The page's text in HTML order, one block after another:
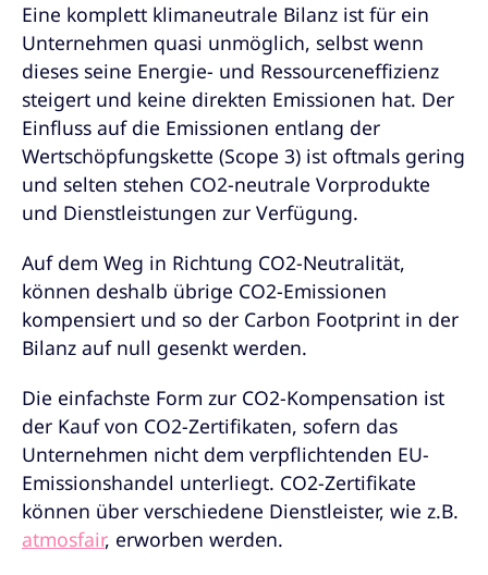
Eine komplett klimaneutrale Bilanz ist für ein
Unternehmen quasi unmöglich, selbst wenn
dieses seine Energie- und Ressourceneffizienz
steigert und keine direkten Emissionen hat. Der
Einfluss auf die Emissionen entlang der
Wertschöpfungskette (Scope 3) ist oftmals gering
und selten stehen CO2-neutrale Vorprodukte
und Dienstleistungen zur Verfügung.
Auf dem Weg in Richtung CO2-Neutralität,
können deshalb übrige CO2-Emissionen
kompensiert und so der Carbon Footprint in der
Bilanz auf null gesenkt werden.
Die einfachste Form zur CO2-Kompensation ist
der Kauf von CO2-Zertifikaten, sofern das
Unternehmen nicht dem verpflichtenden EU-
Emissionshandel unterliegt. CO2-Zertifikate
können über verschiedene Dienstleister, wie z.B.
atmosfair, erworben werden.